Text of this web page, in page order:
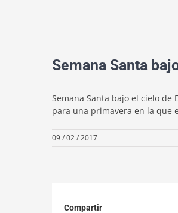
Semana Santa
Semana Santa bajo el cielo de
para una primavera en la que
09 / 02 / 2017
Compartir